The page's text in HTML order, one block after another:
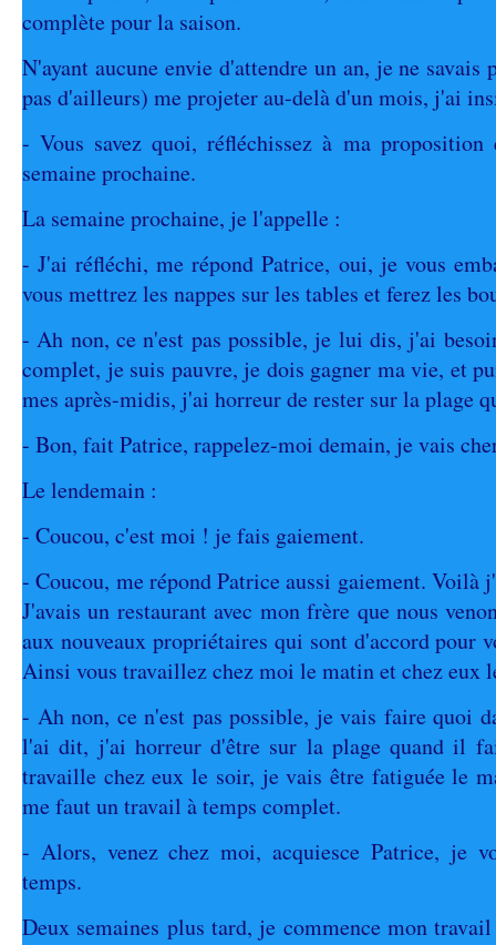
complète pour la saison.
N'ayant aucune envie d'attendre un an, je ne savais
pas d'ailleurs) me projeter au-delà d'un mois, j'ai
- Vous savez quoi, réfléchissez à ma
semaine prochaine.
La semaine prochaine, je l'appelle :
- J'ai réfléchi, me répond Patrice, oui, je vous
vous mettrez les nappes sur les tables et ferez les
- Ah non, ce n'est pas possible, je lui dis, j'ai
complet, je suis pauvre, je dois gagner ma vie, et
mes après-midis, j'ai horreur de rester sur la plage
- Bon, fait Patrice, rappelez-moi demain, je vais
Le lendemain :
- Coucou, c'est moi ! je fais gaiement.
- Coucou, me répond Patrice aussi gaiement. Voilà
J'avais un restaurant avec mon frère que nous
aux nouveaux propriétaires qui sont d'accord pour
Ainsi vous travaillez chez moi le matin et chez eux
- Ah non, ce n'est pas possible, je vais faire quoi
l'ai dit, j'ai horreur d'être sur la plage quand il
travaille chez eux le soir, je vais être fatiguée le
me faut un travail à temps complet.
- Alors, venez chez moi, acquiesce Patrice, je
temps.
Deux semaines plus tard, je commence mon